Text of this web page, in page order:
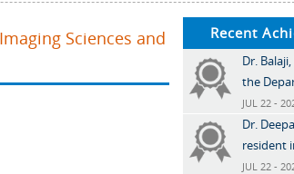
Sciences and
Recent
Dr.
the
JUL 22 -
Dr.
resident
JUL 22 -